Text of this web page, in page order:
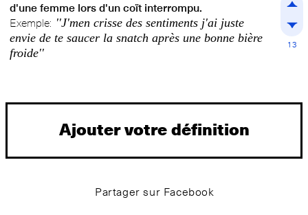
d'une femme lors d'un coït interrompu.
Exemple: ''J'men crisse des sentiments j'ai juste
envie de te saucer la snatch après une bonne bière
froide''
13
Ajouter votre définition
Partager sur Facebook